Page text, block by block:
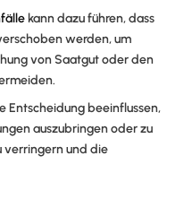
kann dazu führen, dass
werden, um
von Saatgut oder den
Entscheidung beeinflussen,
auszubringen oder zu
verringern und die